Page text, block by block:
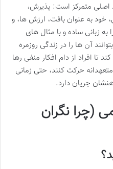
اصلی متمرکز است: پذیرش،
به عنوان بافت، ارزش ها، و
زبانی ساده و با مثال های
آن ها را در زندگی روزمره
تا افراد از دام افکار منفی رها
حرکت کنند، حتی زمانی
جریان دارد.
نگران